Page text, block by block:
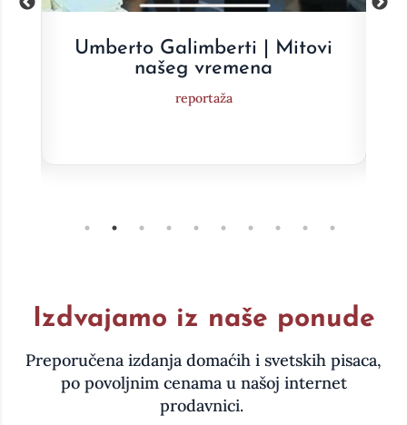
Dragan Prole | Jednakost
nejednakog
Intervju
Izdvajamo iz naše ponude
Preporučena izdanja domaćih i svetskih pisaca,
po povoljnim cenama u našoj internet
prodavnici.